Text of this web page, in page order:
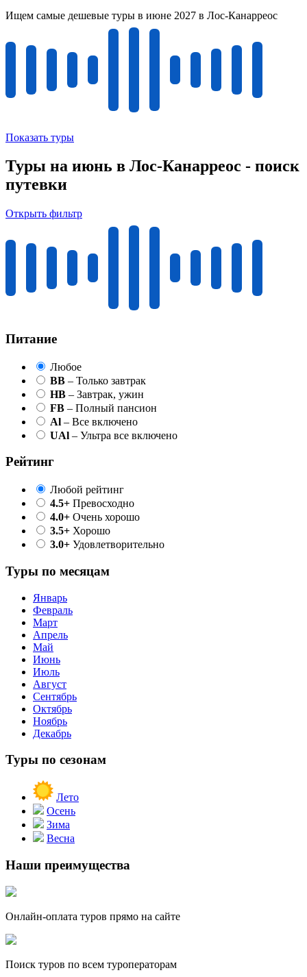
Ищем самые дешевые туры в июне 2027 в Лос-Канарреос
Показать туры
Туры на июнь в Лос-Канарреос - поиск
путевки
Открыть фильтр
Питание
Любое
BB – Только завтрак
HB – Завтрак, ужин
FB – Полный пансион
Al – Все включено
UAl – Ультра все включено
Рейтинг
Любой рейтинг
4.5+ Превосходно
4.0+ Очень хорошо
3.5+ Хорошо
3.0+ Удовлетворительно
Туры по месяцам
Январь
Февраль
Март
Апрель
Май
Июнь
Июль
Август
Сентябрь
Октябрь
Ноябрь
Декабрь
Туры по сезонам
Лето
Осень
Зима
Весна
Наши преимущества
Онлайн-оплата туров прямо на сайте
Поиск туров по всем туроператорам